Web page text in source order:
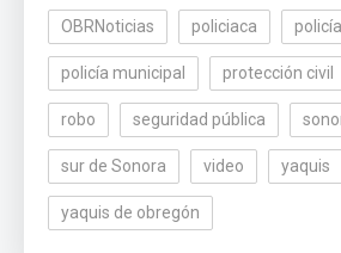
OBRNoticias policiaca policía
policía municipal protección civil
robo seguridad pública
sur de Sonora video yaquis
yaquis de obregón